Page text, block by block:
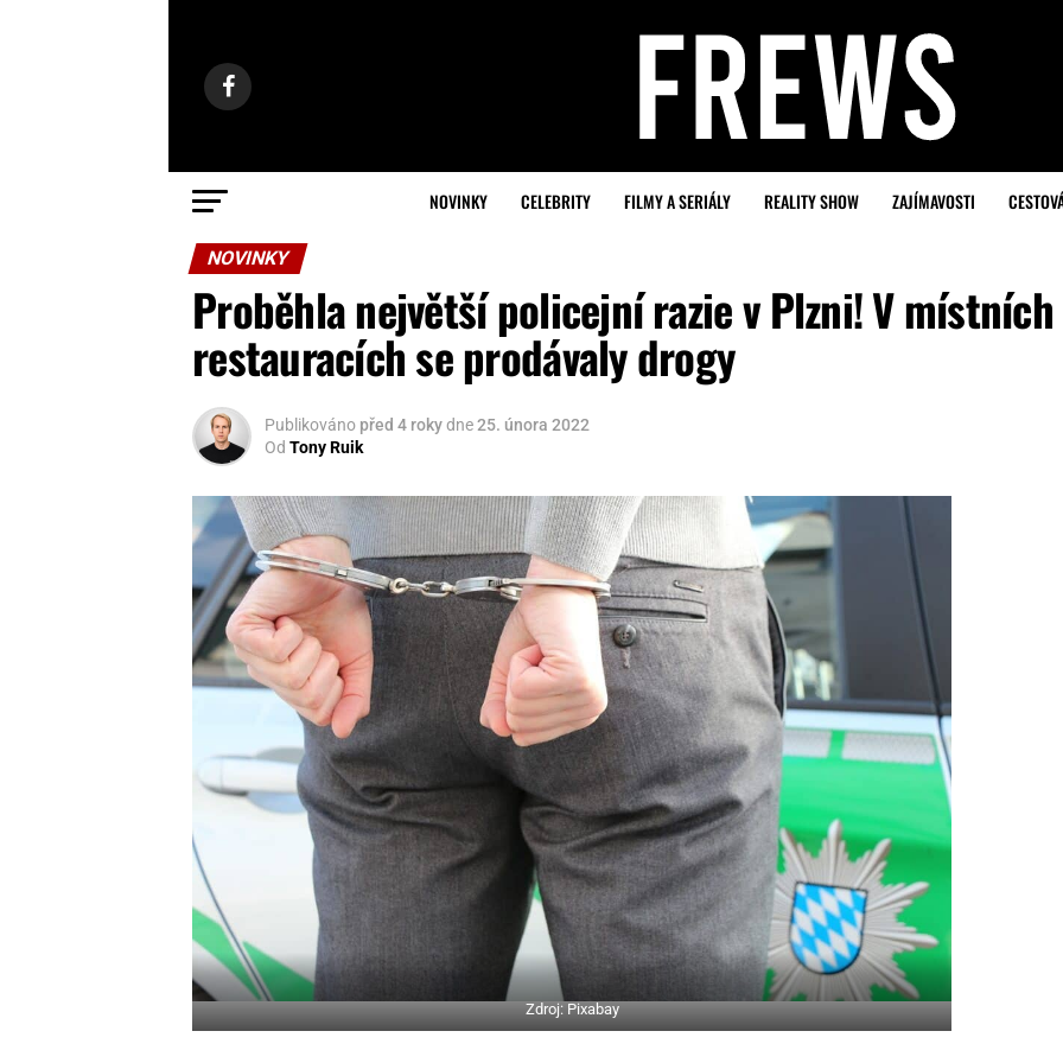
NOVINKY CELEBRITY FILMY A SERIÁLY REALITY SHOW ZAJÍMAVOSTI
NOVINKY
Proběhla největší policejní razie v Plzni! V místních
restauracích se prodávaly drogy
Publikováno před 4 rokydne25. února 2022
Od Tony Ruik
Zdroj: Pixabay